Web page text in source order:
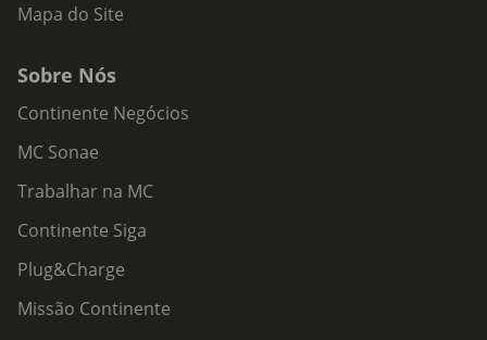
Mapa do Site
Sobre Nós
Continente Negócios
MC Sonae
Trabalhar na MC
Continente Siga
Plug&Charge
Missão Continente